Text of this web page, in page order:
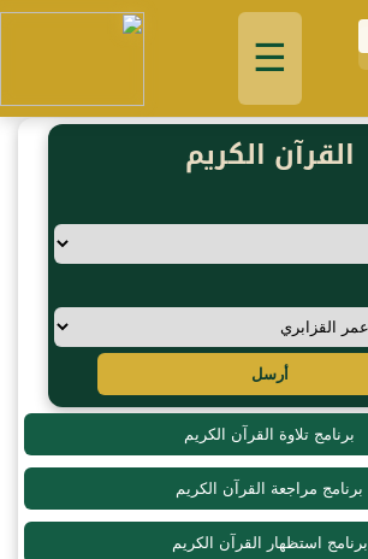
☰
القرآن الكريم
أرسل
برنامج تلاوة القرآن الكريم
برنامج مراجعة القرآن الكريم
برنامج استظهار القرآن الكريم